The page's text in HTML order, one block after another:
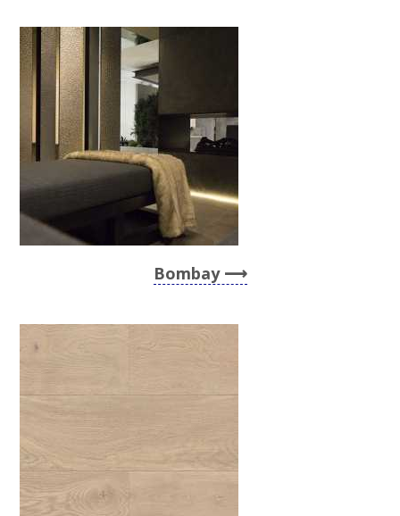
Bombay